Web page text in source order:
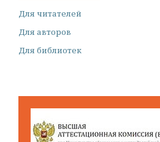
Для читателей
Для авторов
Для библиотек